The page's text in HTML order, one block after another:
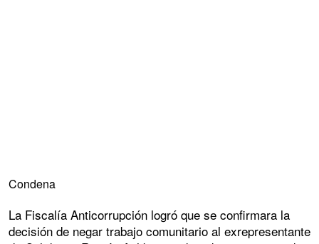
Condena
La Fiscalía Anticorrupción logró que se confirmara la
decisión de negar trabajo comunitario al exrepresentante